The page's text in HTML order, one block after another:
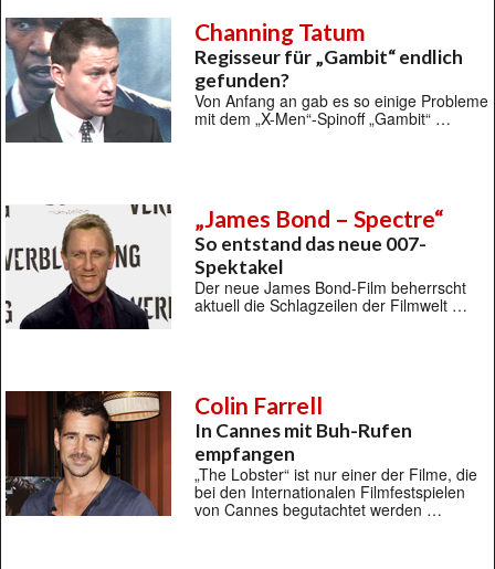
Channing Tatum
Regisseur für „Gambit“ endlich
gefunden?
Von Anfang an gab es so einige Probleme
mit dem „X-Men“-Spinoff „Gambit“ …
„James Bond – Spectre“
So entstand das neue 007-
Spektakel
Der neue James Bond-Film beherrscht
aktuell die Schlagzeilen der Filmwelt …
Colin Farrell
In Cannes mit Buh-Rufen
empfangen
„The Lobster“ ist nur einer der Filme, die
bei den Internationalen Filmfestspielen
von Cannes begutachtet werden …